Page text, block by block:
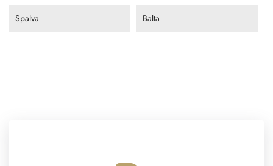
Spalva Balta